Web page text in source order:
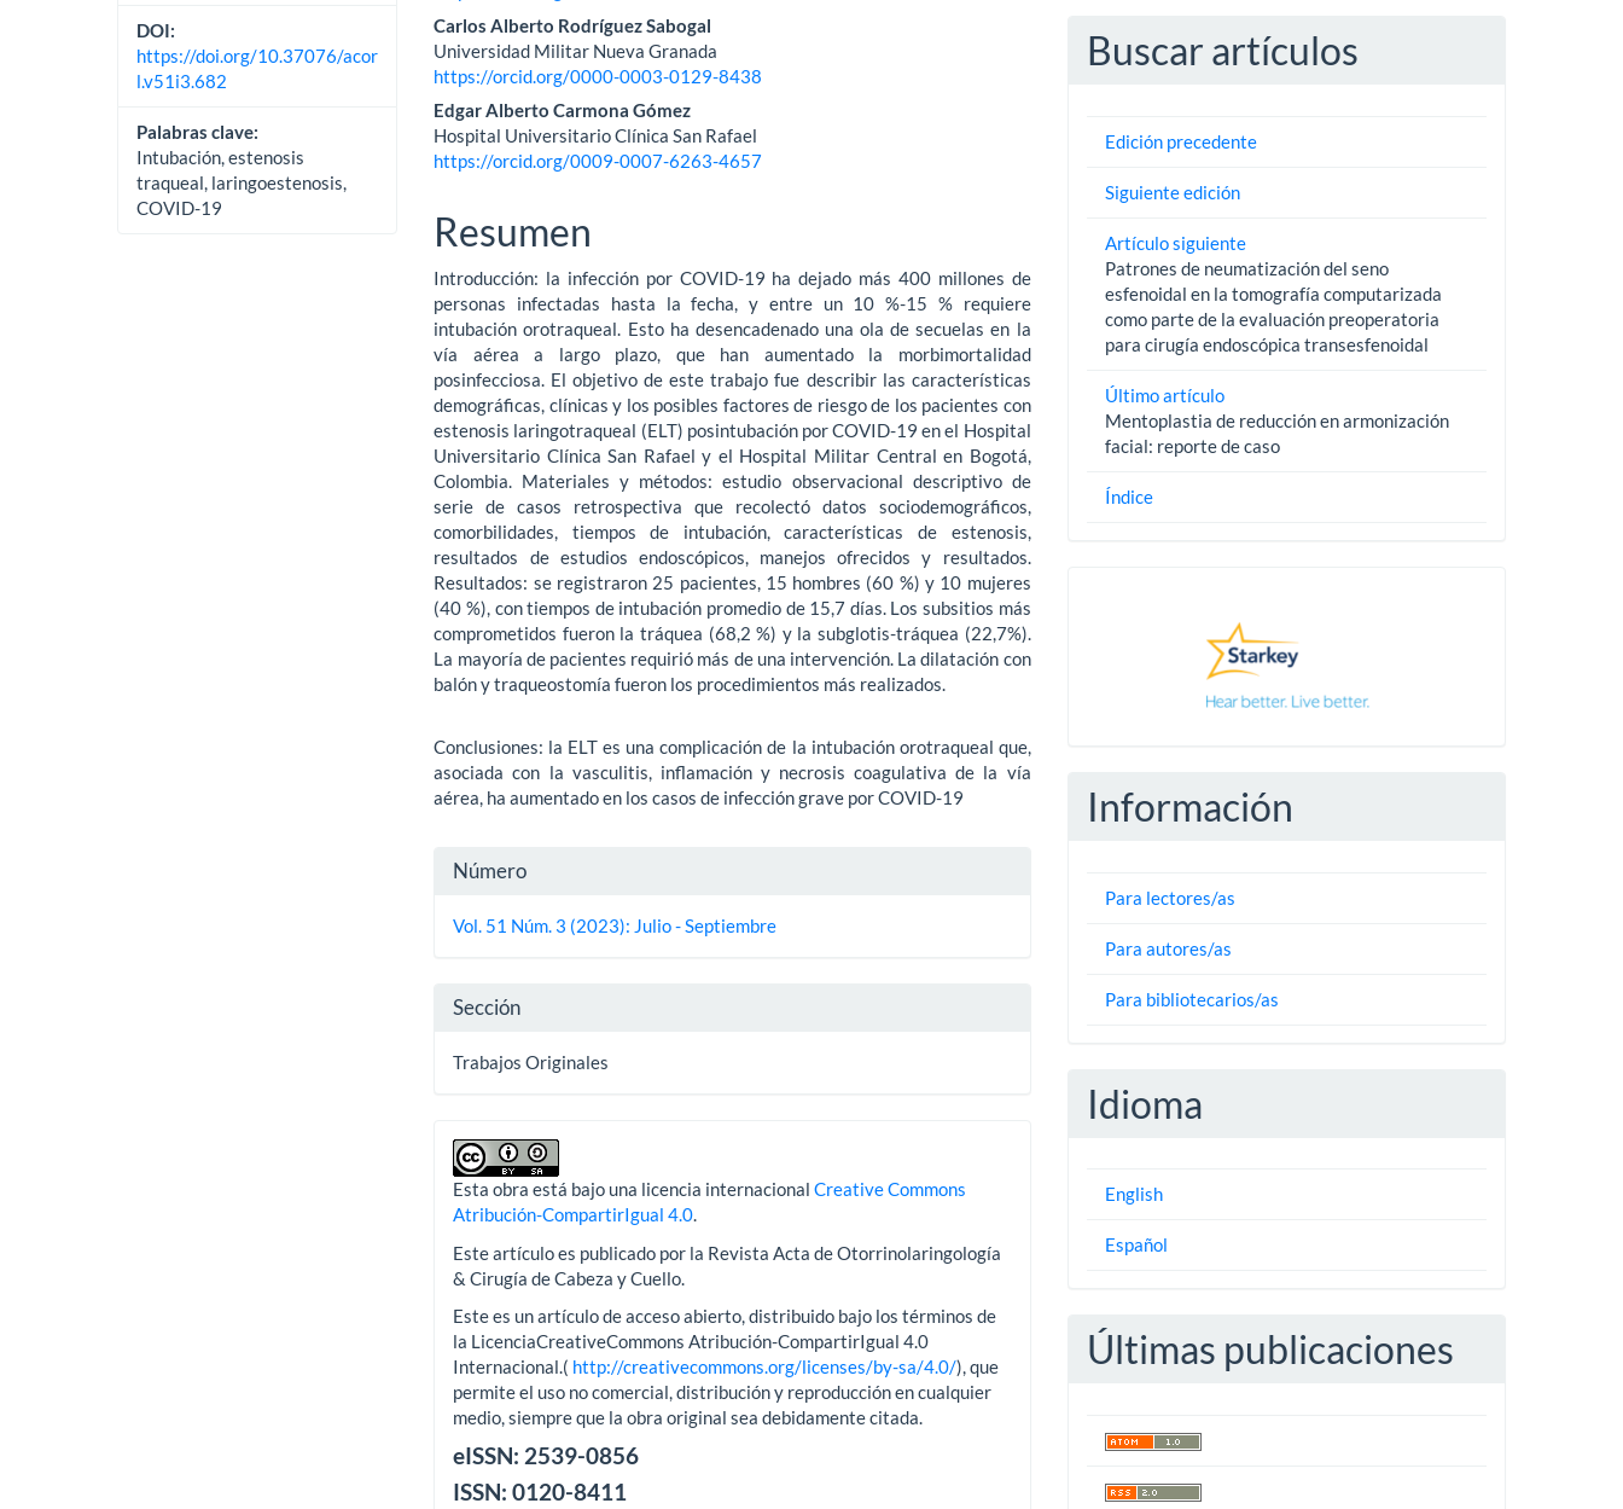
DOI:
https://doi.org/10.37076/acor
l.v51i3.682
Palabras clave:
Intubación, estenosis
traqueal, laringoestenosis,
COVID-19
Carlos Alberto Rodríguez Sabogal
Universidad Militar Nueva Granada
https://orcid.org/0000-0003-0129-8438
Edgar Alberto Carmona Gómez
Hospital Universitario Clínica San Rafael
https://orcid.org/0009-0007-6263-4657
Resumen
Introducción: la infección por COVID-19 ha dejado más 400 millones de
personas infectadas hasta la fecha, y entre un 10 %-15 % requiere
intubación orotraqueal. Esto ha desencadenado una ola de secuelas en la
vía aérea a largo plazo, que han aumentado la morbimortalidad
posinfecciosa. El objetivo de este trabajo fue describir las características
demográficas, clínicas y los posibles factores de riesgo de los pacientes con
estenosis laringotraqueal (ELT) posintubación por COVID-19 en el Hospital
Universitario Clínica San Rafael y el Hospital Militar Central en Bogotá,
Colombia. Materiales y métodos: estudio observacional descriptivo de
serie de casos retrospectiva que recolectó datos sociodemográficos,
comorbilidades, tiempos de intubación, características de estenosis,
resultados de estudios endoscópicos, manejos ofrecidos y resultados.
Resultados: se registraron 25 pacientes, 15 hombres (60 %) y 10 mujeres
(40 %), con tiempos de intubación promedio de 15,7 días. Los subsitios más
comprometidos fueron la tráquea (68,2 %) y la subglotis-tráquea (22,7%).
La mayoría de pacientes requirió más de una intervención. La dilatación con
balón y traqueostomía fueron los procedimientos más realizados.
Conclusiones: la ELT es una complicación de la intubación orotraqueal que,
asociada con la vasculitis, inflamación y necrosis coagulativa de la vía
aérea, ha aumentado en los casos de infección grave por COVID-19
Detalles
del
Número
Vol. 51 Núm. 3 (2023): Julio - Septiembre
Sección
Trabajos Originales
Esta obra está bajo una licencia internacionalCreative Commons
Atribución-CompartirIgual 4.0.
Este artículo es publicado por la Revista Acta de Otorrinolaringología
& Cirugía de Cabeza y Cuello.
Este es un artículo de acceso abierto, distribuido bajo los términos de
la LicenciaCreativeCommons Atribución-CompartirIgual 4.0
Internacional.( http://creativecommons.org/licenses/by-sa/4.0/), que
permite el uso no comercial, distribución y reproducción en cualquier
medio, siempre que la obra original sea debidamente citada.
eISSN: 2539-0856
ISSN: 0120-8411
Buscar artículos
Edición precedente
Siguiente edición
Artículo siguiente
Patrones de neumatización del seno
esfenoidal en la tomografía computarizada
como parte de la evaluación preoperatoria
para cirugía endoscópica transesfenoidal
Último artículo
Mentoplastia de reducción en armonización
facial: reporte de caso
Índice
Información
Para lectores/as
Para autores/as
Para bibliotecarios/as
Idioma
English
Español
Últimas publicaciones